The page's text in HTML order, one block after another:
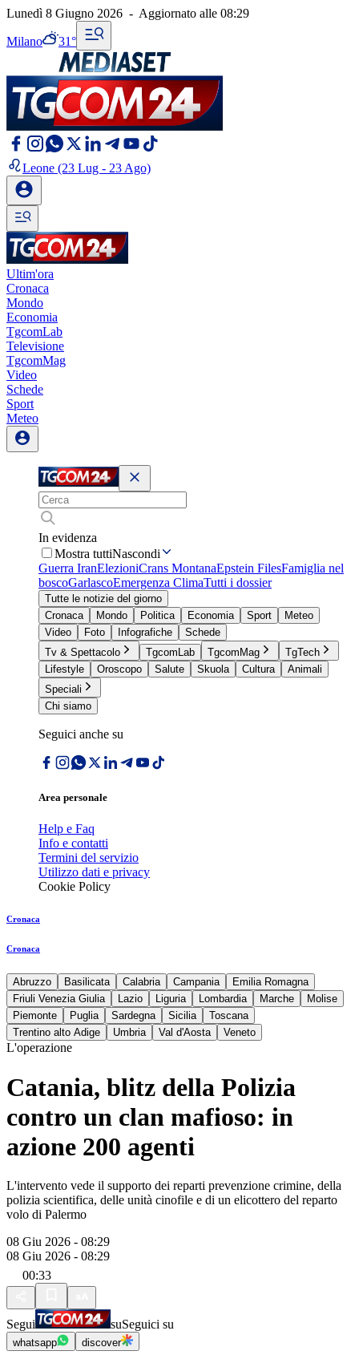
Lunedì 8 Giugno 2026 - Aggiornato alle 08:29
Milano 31°
Leone (23 Lug - 23 Ago)
Ultim'ora
Cronaca
Mondo
Economia
TgcomLab
Televisione
TgcomMag
Video
Schede
Sport
Meteo
In evidenza
Mostra tuttiNascondi
Guerra IranElezioniCrans MontanaEpstein FilesFamiglia nel
boscoGarlascoEmergenza ClimaTutti i dossier
Tutte le notizie del giorno
Cronaca
Mondo Politica Economia Sport
Meteo
Video
Foto Infografiche
Schede
Tv & Spettacolo
TgcomLab TgcomMag
TgTech
Lifestyle
Oroscopo Salute Skuola Cultura
Animali
Speciali
Chi siamo
Seguici anche su
Area personale
Help e Faq
Info e contatti
Termini del servizio
Utilizzo dati e privacy
Cookie Policy
Cronaca
Cronaca
Abruzzo Basilicata Calabria Campania
Emilia Romagna
Friuli Venezia Giulia
Lazio Liguria Lombardia Marche
Molise
Piemonte
Puglia Sardegna Sicilia
Toscana
Trentino alto Adige
Umbria Val d'Aosta Veneto
L'operazione
Catania, blitz della Polizia
contro un clan mafioso: in
azione 200 agenti
L'intervento vede il supporto dei reparti prevenzione crimine, della
polizia scientifica, delle unità cinofile e di un elicottero del reparto
volo di Palermo
08 Giu 2026 - 08:29
08 Giu 2026 - 08:29
00:33
Segui suSeguici su
whatsapp discover